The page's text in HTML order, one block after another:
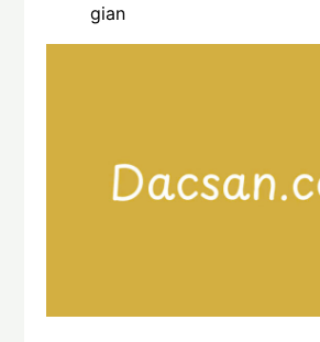
gian